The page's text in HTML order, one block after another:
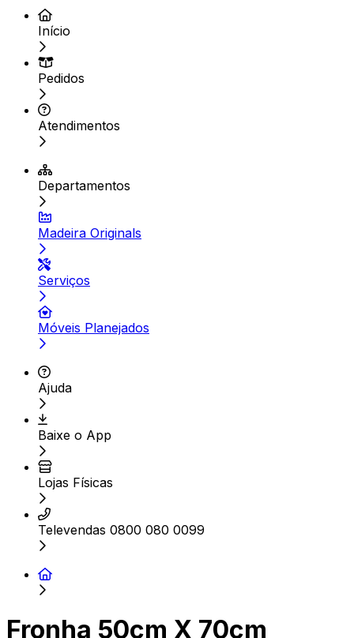
Início
Pedidos
Atendimentos
Departamentos
Madeira Originals
Serviços
Móveis Planejados
Ajuda
Baixe o App
Lojas Físicas
Televendas 0800 080 0099
Fronha 50cm X 70cm